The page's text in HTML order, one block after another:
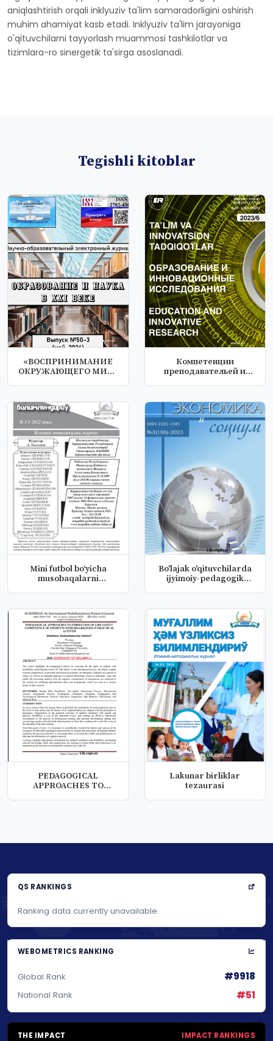
aniqlashtirish orqali inklyuziv ta'lim samaradorligini oshirish
muhim ahamiyat kasb etadi. Inklyuziv ta'lim jarayoniga
o'qituvchilarni tayyorlash muammosi tashkilotlar va
tizimlara-ro sinergetik ta'sirga asoslanadi.
Tegishli kitoblar
«ВОСПРИНИМАНИЕ
ОКРУЖАЮЩЕГО МИРА
Компетенции
преподавательей и
Mini futbol boʻyicha
musobaqalarni
Bo'lajak o'qituvchilarda
ijyimoiy-pedagogik
PEDAGOGICAL
APPROACHES TO
Lakunar birliklar
tezaurasi
QS RANKINGS
Ranking data currently unavailable.
WEBOMETRICS RANKING
Global Rank #9918
National Rank #51
THE IMPACT IMPACT RANKINGS